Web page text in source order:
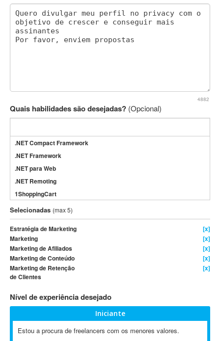
4882
Quais habilidades são desejadas? (Opcional)
.NET Compact Framework
.NET Framework
.NET para Web
.NET Remoting
1ShoppingCart
3DS Max
3GSM
4D Dimension
802.11
A&P
A-GPS
AAUS Scientific Diver
Ab Initio
ABAP
Abaqus
Selecionadas (max 5)
Estratégia de Marketing
[x]
Marketing
[x]
Marketing de Afiliados
[x]
Marketing de Conteúdo
[x]
Marketing de Retenção
de Clientes
[x]
Nível de experiência desejado
Iniciante
Estou a procura de freelancers com os menores valores.